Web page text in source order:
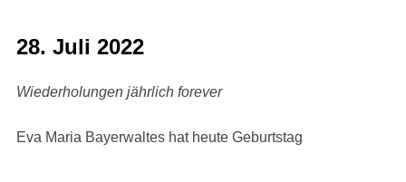
28. Juli 2022
Wiederholungen jährlich forever
Eva Maria Bayerwaltes hat heute Geburtstag